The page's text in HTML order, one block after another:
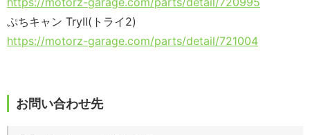
ぷちキャン TryⅡ(トライ2)
https://motorz-garage.com/parts/detail/721004
お問い合わせ先